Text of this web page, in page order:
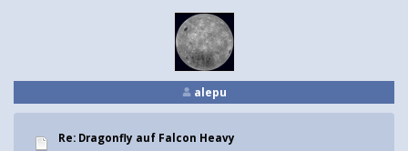
alepu
Re: Dragonfly auf Falcon Heavy